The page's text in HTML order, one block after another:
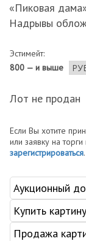
«Пиковая
Надрывы
Эстимейт:
800 — и выше
Лот не продан
Если Вы хотите
или заявку на
зарегистрироваться.
Аукционный
Купить картину
Продажа